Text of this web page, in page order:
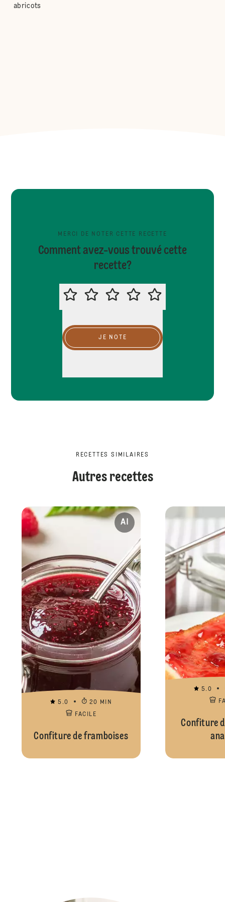
abricots
MERCI DE NOTER CETTE RECETTE
Comment avez-vous trouvé cette
recette?
MERCI DE NOTER CETTE RECETTE
JE NOTE
RECETTES SIMILAIRES
Autres recettes
AI
5.0
20 MIN
FACILE
Confiture de framboises
5.0
Confiture